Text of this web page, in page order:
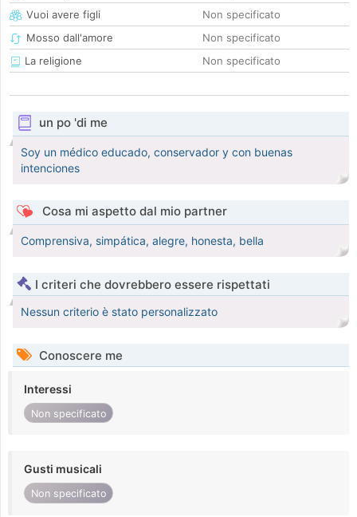
Vuoi avere figli
Non specificato
Mosso dall'amore
Non specificato
La religione
Non specificato
un po 'di me
Soy un médico educado, conservador y con buenas
intenciones
Cosa mi aspetto dal mio partner
Comprensiva, simpática, alegre, honesta, bella
I criteri che dovrebbero essere rispettati
Nessun criterio è stato personalizzato
Conoscere me
Interessi
Non specificato
Gusti musicali
Non specificato